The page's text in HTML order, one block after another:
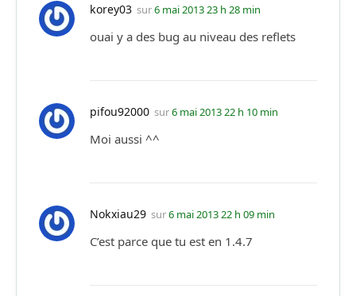
korey03 sur6 mai 2013 23 h 28 min
ouai y a des bug au niveau des reflets
pifou92000 sur6 mai 2013 22 h 10 min
Moi aussi ^^
Nokxiau29 sur6 mai 2013 22 h 09 min
C’est parce que tu est en 1.4.7